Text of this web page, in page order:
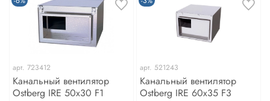
арт. 723412
Канальный вентилятор
Ostberg IRE 50x30 F1
арт. 521243
Канальный вентилятор
Ostberg IRE 60x35 F3